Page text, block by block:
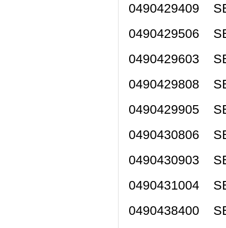
0490429409
0490429506
0490429603
0490429808
0490429905
0490430806
0490430903
0490431004
0490438400